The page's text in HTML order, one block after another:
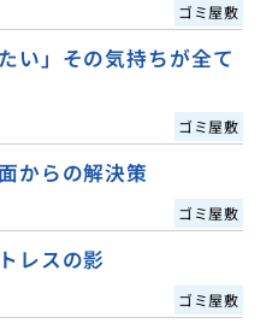
ゴミ屋敷
い」その気持ちが全て
ゴミ屋敷
からの解決策
ゴミ屋敷
レスの影
ゴミ屋敷